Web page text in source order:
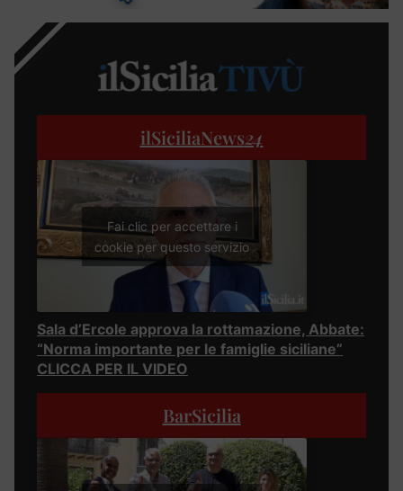
ilSiciliaNews24
Fai clic per accettare i
cookie per questo servizio
Sala d’Ercole approva la rottamazione, Abbate:
“Norma importante per le famiglie siciliane”
CLICCA PER IL VIDEO
BarSicilia